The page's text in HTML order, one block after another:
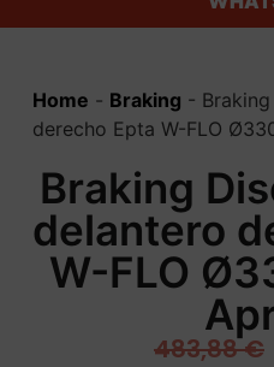
Home - Braking -
derecho Epta W-FLO
Braking
delantero
W-FLO
483,88€